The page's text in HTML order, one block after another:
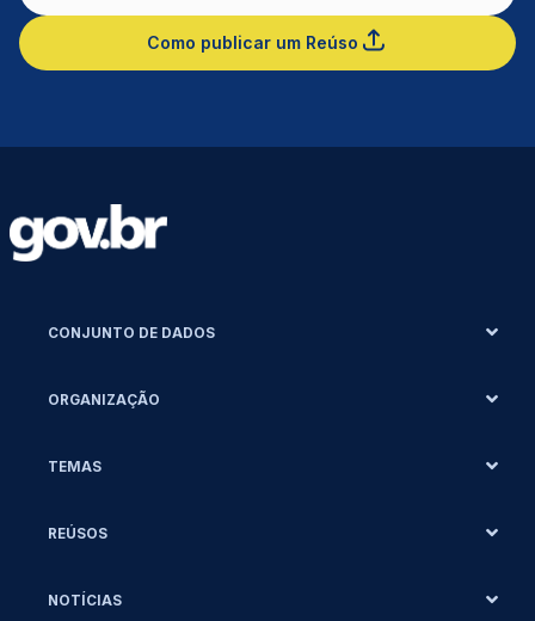
Como publicar um Reúso
CONJUNTO DE DADOS
ORGANIZAÇÃO
TEMAS
REÚSOS
NOTÍCIAS